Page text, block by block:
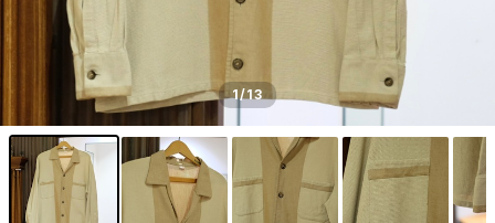
1/13